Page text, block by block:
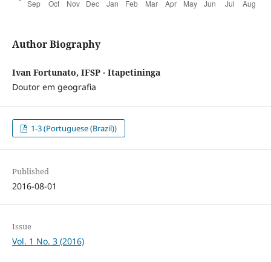
Author Biography
Ivan Fortunato, IFSP - Itapetininga
Doutor em geografia
1-3 (Portuguese (Brazil))
Published
2016-08-01
Issue
Vol. 1 No. 3 (2016)